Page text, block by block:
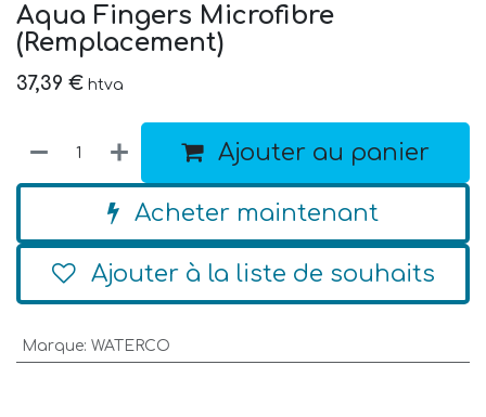
Aqua Fingers Microfibre
(Remplacement)
37,39 € htva
Ajouter au panier
Acheter maintenant
Ajouter à la liste de souhaits
Marque: WATERCO